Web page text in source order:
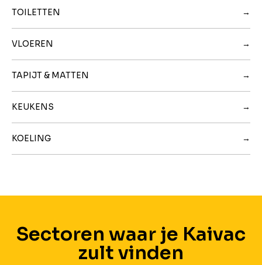
TOILETTEN
VLOEREN
TAPIJT & MATTEN
KEUKENS
KOELING
Sectoren waar je Kaivac
zult vinden